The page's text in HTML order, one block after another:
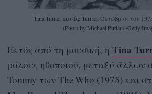
Tina Turner και Ike Turner, Οκτώβριος του
(Photo by Michael Putland/Getty
Εκτός από τη μουσική, η Tina
ρόλους ηθοποιού, μεταξύ άλλων
Tommy των The Who (1975) και